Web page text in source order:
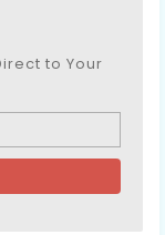
to Your